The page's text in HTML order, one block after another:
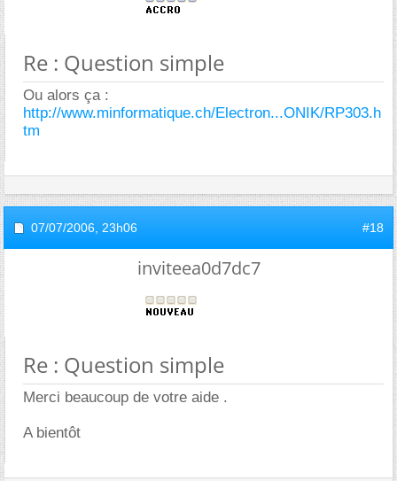
Re : Question simple
Ou alors ça :
http://www.minformatique.ch/Electron...ONIK/RP303.h
tm
07/07/2006, 23h06 #18
inviteea0d7dc7
Re : Question simple
Merci beaucoup de votre aide .
A bientôt